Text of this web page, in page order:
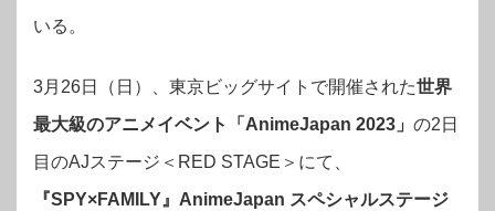
いる。
3月26日（日）、東京ビッグサイトで開催された世界
最大級のアニメイベント「AnimeJapan 2023」 の2日
目のAJステージ＜RED STAGE＞にて、
『SPY×FAMILY』AnimeJapan スペシャルステージ